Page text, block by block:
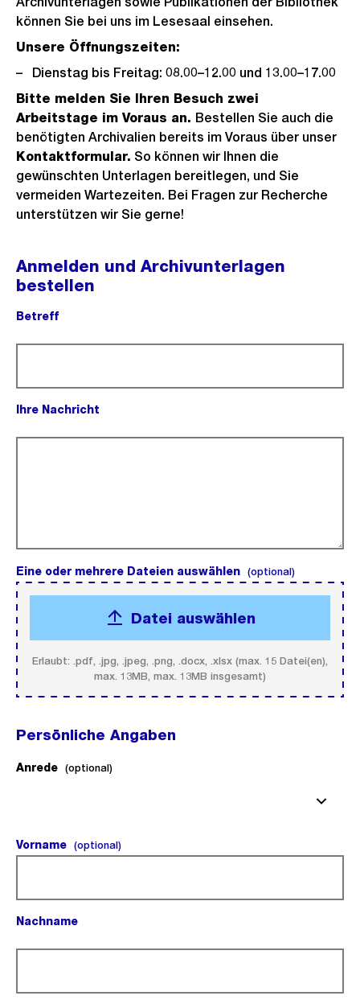
können Sie bei uns im Lesesaal einsehen.
Unsere Öffnungszeiten:
Dienstag bis Freitag: 08.00–12.00 und 13.00–17.00
Bitte melden Sie Ihren Besuch zwei
Arbeitstage im Voraus an. Bestellen Sie auch die
benötigten Archivalien bereits im Voraus über unser
Kontaktformular. So können wir Ihnen die
gewünschten Unterlagen bereitlegen, und Sie
vermeiden Wartezeiten. Bei Fragen zur Recherche
unterstützen wir Sie gerne!
Anmelden und Archivunterlagen
bestellen
Betreff
Ihre Nachricht
Eine oder mehrere Dateien auswählen (optional)(optional).
Datei auswählen
Erlaubt: .pdf, .jpg, .jpeg, .png, .docx, .xlsx (max. 15 Datei(en),
max. 13MB, max. 13MB insgesamt)
Persönliche Angaben
Anrede (optional)(optional).
Vorname (optional)(optional).
Nachname